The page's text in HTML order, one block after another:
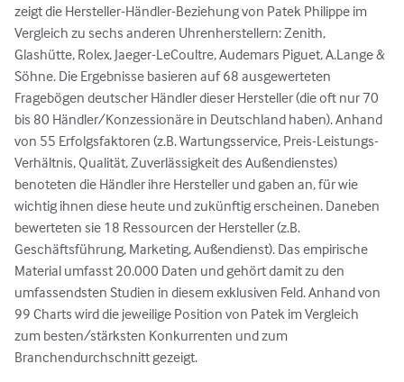
zeigt die Hersteller-Händler-Beziehung von Patek Philippe im
Vergleich zu sechs anderen Uhrenherstellern: Zenith,
Glashütte, Rolex, Jaeger-LeCoultre, Audemars Piguet, A.Lange &
Söhne. Die Ergebnisse basieren auf 68 ausgewerteten
Fragebögen deutscher Händler dieser Hersteller (die oft nur 70
bis 80 Händler/Konzessionäre in Deutschland haben). Anhand
von 55 Erfolgsfaktoren (z.B. Wartungsservice, Preis-Leistungs-
Verhältnis, Qualität, Zuverlässigkeit des Außendienstes)
benoteten die Händler ihre Hersteller und gaben an, für wie
wichtig ihnen diese heute und zukünftig erscheinen. Daneben
bewerteten sie 18 Ressourcen der Hersteller (z.B.
Geschäftsführung, Marketing, Außendienst). Das empirische
Material umfasst 20.000 Daten und gehört damit zu den
umfassendsten Studien in diesem exklusiven Feld. Anhand von
99 Charts wird die jeweilige Position von Patek im Vergleich
zum besten/stärksten Konkurrenten und zum
Branchendurchschnitt gezeigt.